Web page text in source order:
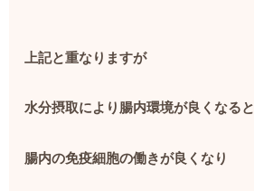
上記と重なりますが
水分摂取により腸内環境が良くなると
腸内の免疫細胞の働きが良くなり